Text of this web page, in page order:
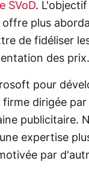
SVoD.
plus
de fidéliser
des prix.
pour
dirigée par
publicitaire.
expertise
par